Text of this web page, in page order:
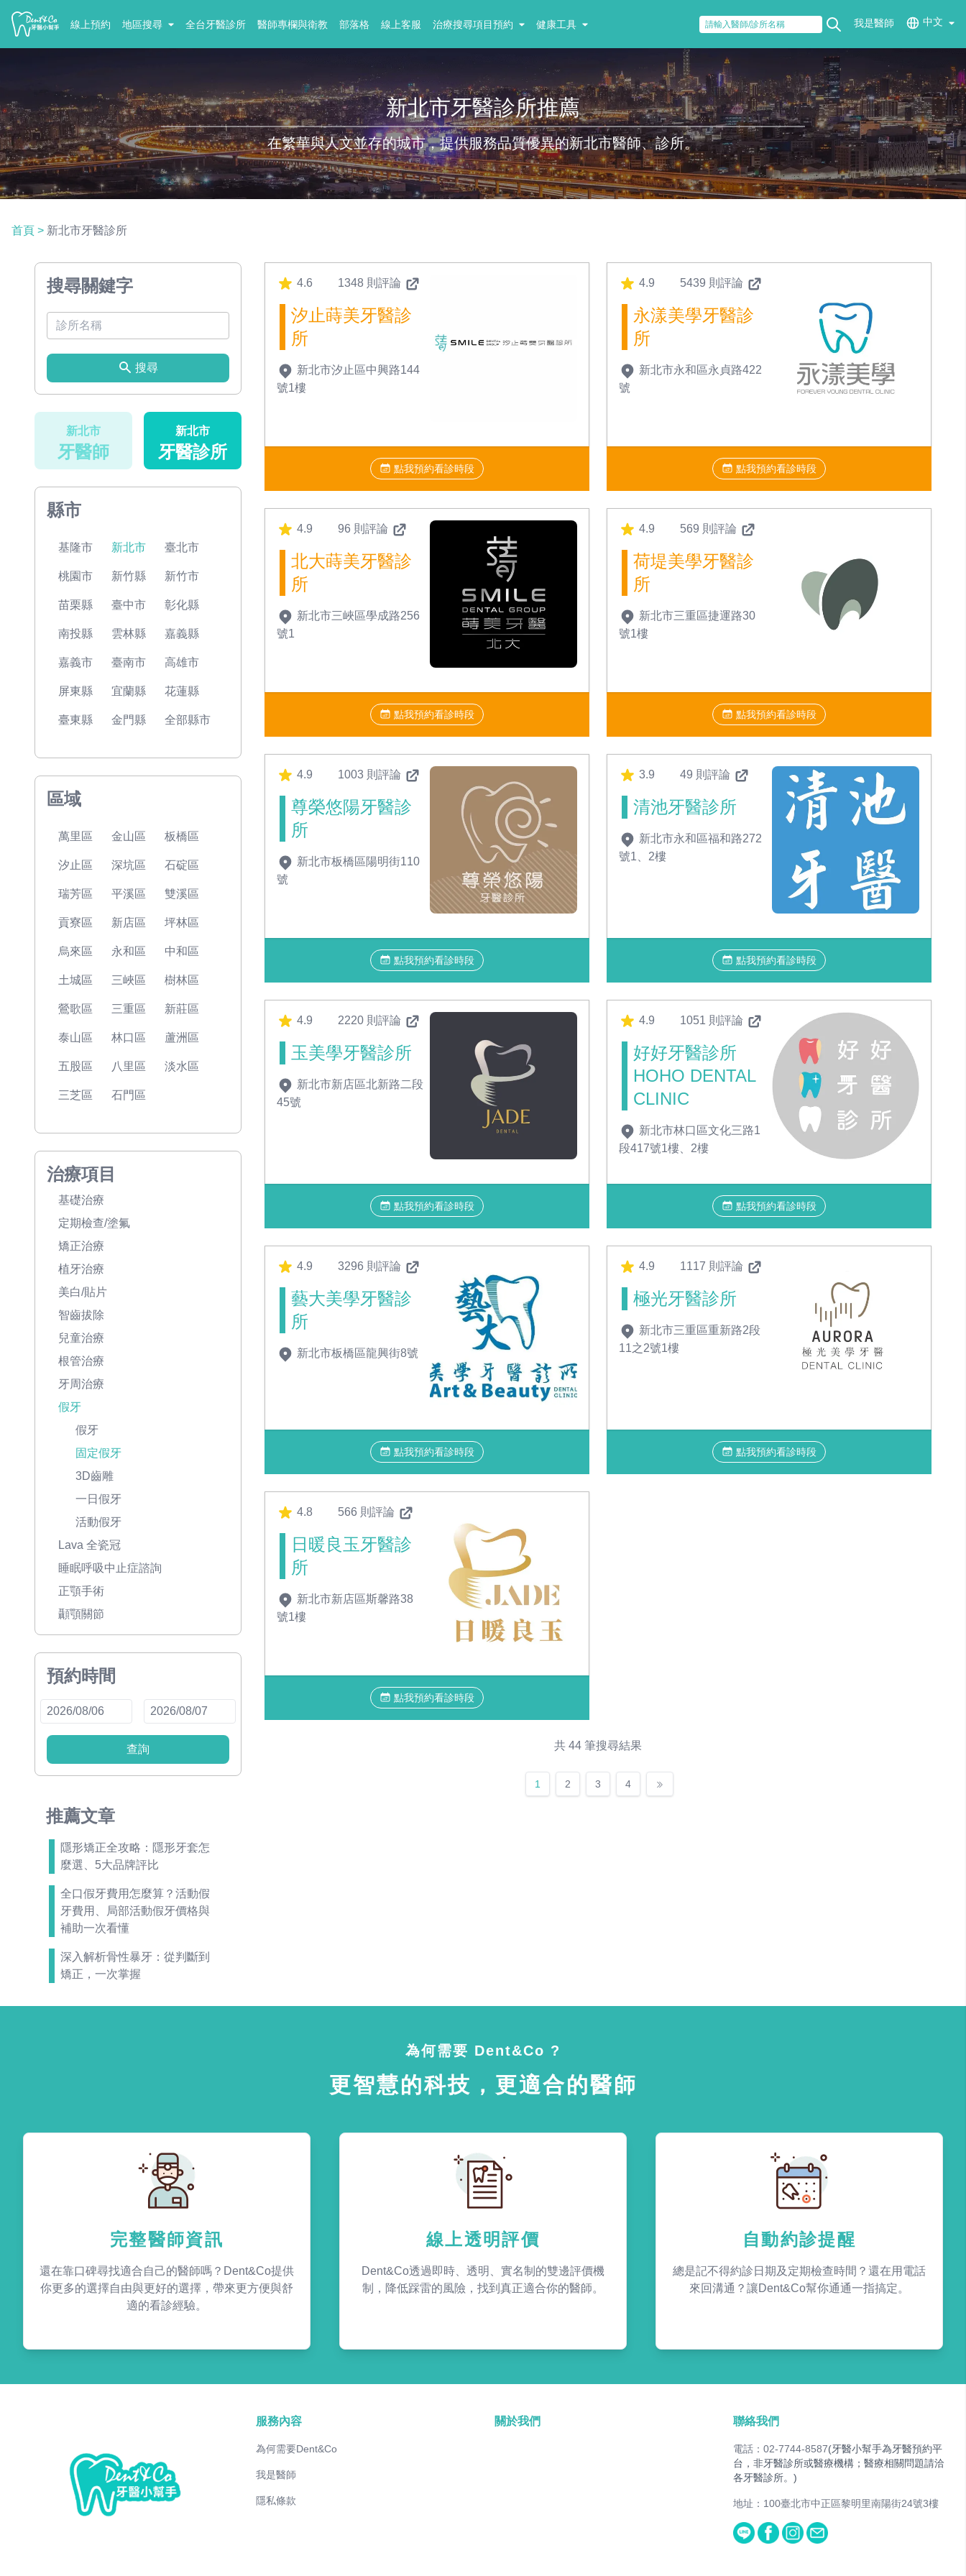
線上預約 地區搜尋 全台牙醫診所 醫師專欄與衛教 部落格 線上客服 治療搜尋項目預約 健康工具 我是醫師 中文
新北市牙醫診所推薦
在繁華與人文並存的城市，提供服務品質優異的新北市醫師、診所。
首頁 > 新北市牙醫診所
搜尋關鍵字
搜尋
新北市
牙醫師
新北市
牙醫診所
縣市
基隆市 新北市 臺北市
桃園市 新竹縣 新竹市
苗栗縣 臺中市 彰化縣
南投縣 雲林縣 嘉義縣
嘉義市 臺南市 高雄市
屏東縣 宜蘭縣 花蓮縣
臺東縣 金門縣 全部縣市
區域
萬里區 金山區 板橋區
汐止區 深坑區 石碇區
瑞芳區 平溪區 雙溪區
貢寮區 新店區 坪林區
烏來區 永和區 中和區
土城區 三峽區 樹林區
鶯歌區 三重區 新莊區
泰山區 林口區 蘆洲區
五股區 八里區 淡水區
三芝區 石門區
治療項目
基礎治療
定期檢查/塗氟
矯正治療
植牙治療
美白/貼片
智齒拔除
兒童治療
根管治療
牙周治療
假牙
假牙
固定假牙
3D齒雕
一日假牙
活動假牙
Lava 全瓷冠
睡眠呼吸中止症諮詢
正顎手術
顳顎關節
預約時間
查詢
推薦文章
隱形矯正全攻略：隱形牙套怎
麼選、5大品牌評比
全口假牙費用怎麼算？活動假
牙費用、局部活動假牙價格與
補助一次看懂
深入解析骨性暴牙：從判斷到
矯正，一次掌握
4.6 1348 則評論
汐止蒔美牙醫診
所
新北市汐止區中興路144
號1樓
點我預約看診時段
4.9 5439 則評論
永漾美學牙醫診
所
新北市永和區永貞路422
號
點我預約看診時段
4.9 96 則評論
北大蒔美牙醫診
所
新北市三峽區學成路256
號1
點我預約看診時段
4.9 569 則評論
荷堤美學牙醫診
所
新北市三重區捷運路30
號1樓
點我預約看診時段
4.9 1003 則評論
尊榮悠陽牙醫診
所
新北市板橋區陽明街110
號
點我預約看診時段
3.9 49 則評論
清池牙醫診所
新北市永和區福和路272
號1、2樓
點我預約看診時段
4.9 2220 則評論
玉美學牙醫診所
新北市新店區北新路二段
45號
點我預約看診時段
4.9 1051 則評論
好好牙醫診所
HOHO DENTAL
CLINIC
新北市林口區文化三路1
段417號1樓、2樓
點我預約看診時段
4.9 3296 則評論
藝大美學牙醫診
所
新北市板橋區龍興街8號
點我預約看診時段
4.9 1117 則評論
極光牙醫診所
新北市三重區重新路2段
11之2號1樓
點我預約看診時段
4.8 566 則評論
日暖良玉牙醫診
所
新北市新店區斯馨路38
號1樓
點我預約看診時段
共 44 筆搜尋結果
1 2 3 4
為何需要 Dent&Co ?
更智慧的科技，更適合的醫師
完整醫師資訊
還在靠口碑尋找適合自己的醫師嗎？Dent&Co提供
你更多的選擇自由與更好的選擇，帶來更方便與舒
適的看診經驗。
線上透明評價
Dent&Co透過即時、透明、實名制的雙邊評價機
制，降低踩雷的風險，找到真正適合你的醫師。
自動約診提醒
總是記不得約診日期及定期檢查時間？還在用電話
來回溝通？讓Dent&Co幫你通通一指搞定。
服務內容
為何需要Dent&Co
我是醫師
隱私條款
關於我們 聯絡我們
電話：02-7744-8587(牙醫小幫手為牙醫預約平
台，非牙醫診所或醫療機構；醫療相關問題請洽
各牙醫診所。)
地址：100臺北市中正區黎明里南陽街24號3樓